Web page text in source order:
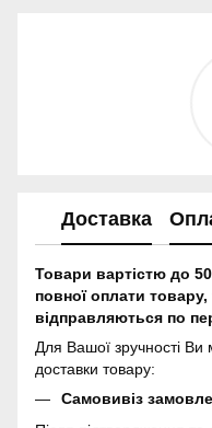
Доставка
Товари вартістю до
повної оплати
відправляються по
Для Вашої зручності Ви
доставки товару:
Самовивіз